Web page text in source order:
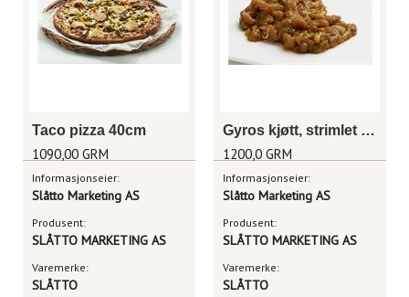
Taco pizza 40cm
1090,00 GRM
Informasjonseier:
Slåtto Marketing AS
Produsent:
SLÅTTO MARKETING AS
Varemerke:
SLÅTTO
Gyros kjøtt, strimlet marinert kyllingkjøtt
1200,0 GRM
Informasjonseier:
Slåtto Marketing AS
Produsent:
SLÅTTO MARKETING AS
Varemerke:
SLÅTTO